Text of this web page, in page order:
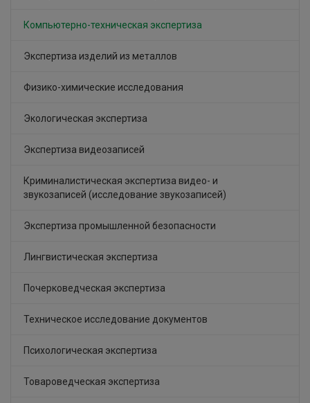
Компьютерно-техническая экспертиза
Экспертиза изделий из металлов
Физико-химические исследования
Экологическая экспертиза
Экспертиза видеозаписей
Криминалистическая экспертиза видео- и
звукозаписей (исследование звукозаписей)
Экспертиза промышленной безопасности
Лингвистическая экспертиза
Почерковедческая экспертиза
Техническое исследование документов
Психологическая экспертиза
Товароведческая экспертиза